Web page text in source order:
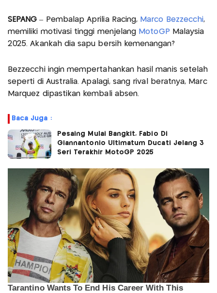
SEPANG– Pembalap Aprilia Racing, Marco Bezzecchi,
memiliki motivasi tinggi menjelang MotoGP Malaysia
2025. Akankah dia sapu bersih kemenangan?
Bezzecchi ingin mempertahankan hasil manis setelah
seperti di Australia. Apalagi, sang rival beratnya, Marc
Marquez dipastikan kembali absen.
Baca Juga :
Pesaing Mulai Bangkit, Fabio Di
Giannantonio Ultimatum Ducati Jelang 3
Seri Terakhir MotoGP 2025